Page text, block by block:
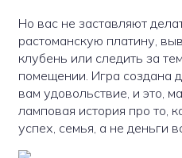
Но вас не заставляют
растоманскую платину,
клубень или следить за
помещении. Игра создана
вам удовольствие, и это,
ламповая история про то,
успех, семья, а не деньги